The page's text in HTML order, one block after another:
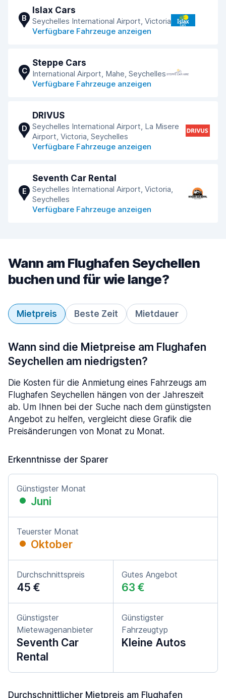
B
Islax Cars
Seychelles International Airport, Victoria
Verfügbare Fahrzeuge anzeigen
C
Steppe Cars
International Airport, Mahe, Seychelles
Verfügbare Fahrzeuge anzeigen
D
DRIVUS
Seychelles International Airport, La Misere
Airport, Victoria, Seychelles
Verfügbare Fahrzeuge anzeigen
E
Seventh Car Rental
Seychelles International Airport, Victoria,
Seychelles
Verfügbare Fahrzeuge anzeigen
Wann am Flughafen Seychellen
buchen und für wie lange?
Mietpreis Beste Zeit Mietdauer
Wann sind die Mietpreise am Flughafen
Seychellen am niedrigsten?
Die Kosten für die Anmietung eines Fahrzeugs am
Flughafen Seychellen hängen von der Jahreszeit
ab. Um Ihnen bei der Suche nach dem günstigsten
Angebot zu helfen, vergleicht diese Grafik die
Preisänderungen von Monat zu Monat.
Erkenntnisse der Sparer
Günstigster Monat
Juni
Teuerster Monat
Oktober
Durchschnittspreis
45 €
Gutes Angebot
63 €
Günstigster
Mietewagenanbieter
Seventh Car
Rental
Günstigster
Fahrzeugtyp
Kleine Autos
Durchschnittlicher Mietpreis am Flughafen